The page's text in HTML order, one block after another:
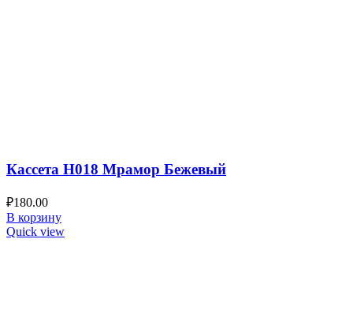
Кассета H018 Мрамор Бежевый
₽180.00
В корзину
Quick view